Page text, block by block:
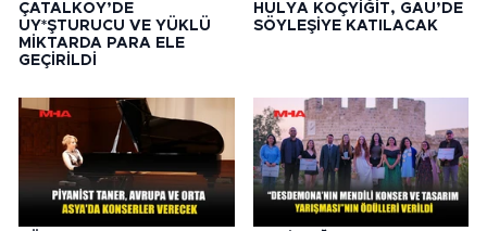
ÇATALKÖY’DE
UY*ŞTURUCU VE YÜKLÜ
MİKTARDA PARA ELE
GEÇİRİLDİ
HÜLYA KOÇYİĞİT, GAÜ’DE
SÖYLEŞİYE KATILACAK